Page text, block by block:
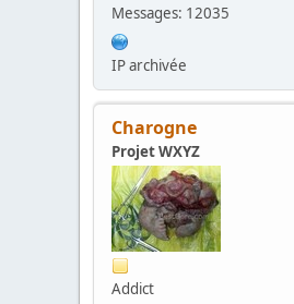
Messages: 12035
IP archivée
Charogne
Projet WXYZ
Addict